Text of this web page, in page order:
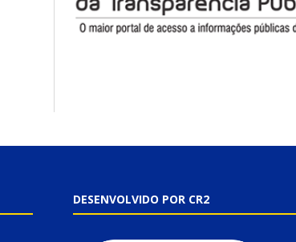
DESENVOLVIDO POR CR2